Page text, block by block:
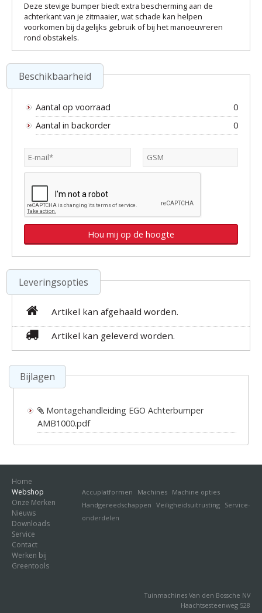
Deze stevige bumper biedt extra bescherming aan de
achterkant van je zitmaaier, wat schade kan helpen
voorkomen bij dagelijks gebruik of bij het manoeuvreren
rond obstakels.
Beschikbaarheid
Aantal op voorraad
0
Aantal in backorder
0
Leveringsopties
Artikel kan afgehaald worden.
Artikel kan geleverd worden.
Bijlagen
Montagehandleiding EGO Achterbumper
AMB1000.pdf
Home
Webshop
Accuplatformen Machines Machine opties
Handgereedschappen Veiligheidsuitrusting Service-
onderdelen
Onze Merken
Nieuws
Downloads
Service
Contact
Werken bij
Greentools
Tuinmachines Van den Bossche NV
Haachtsesteenweg 528